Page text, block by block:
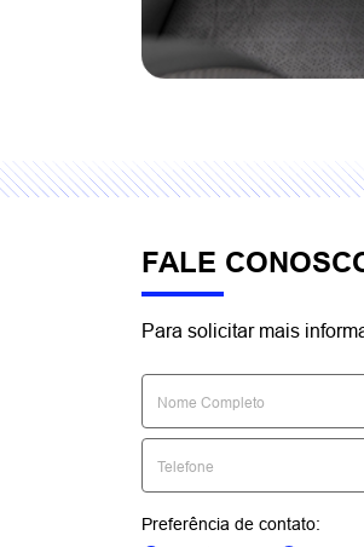
FALE
Para solicitar mais
Preferência de contato: